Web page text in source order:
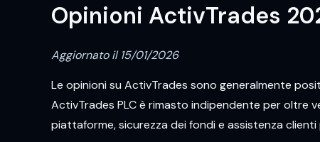
Opinioni ActivTrades
Aggiornato il 15/01/2026
Le opinioni su ActivTrades sono generalmente
ActivTrades PLC è rimasto indipendente per oltre
piattaforme, sicurezza dei fondi e assistenza